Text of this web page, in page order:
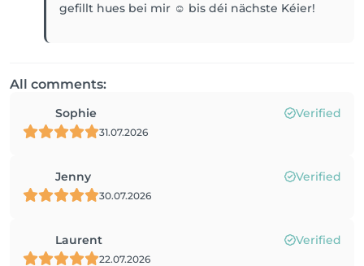
gefillt hues bei mir ☺️ bis déi nächste Kéier!
All comments:
Sophie Verified
31.07.2026
Jenny Verified
30.07.2026
Laurent Verified
22.07.2026